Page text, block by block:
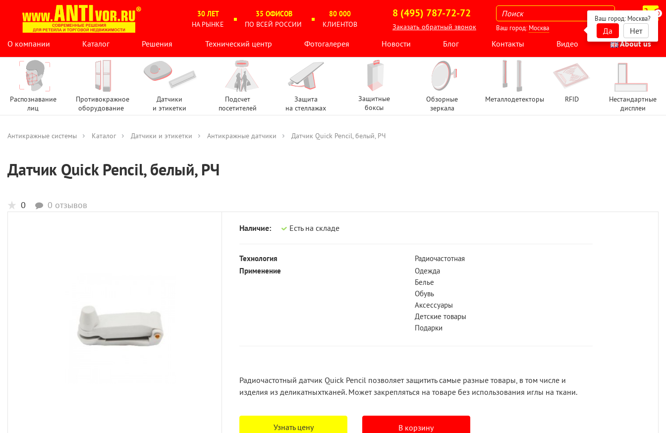
30 ЛЕТ
НА РЫНКЕ
35 ОФИСОВ
ПО ВСЕЙ РОССИИ
80 000
КЛИЕНТОВ
8 (495) 787-72-72
Заказать обратный звонок
0
Ваш город: Москва
Ваш город: Москва?
Да
Нет
О компании
Каталог Решения Технический центр Фотогалерея Новости Блог Контакты Видео About us
Распознавание
лиц
Противокражное
оборудование
Датчики
и этикетки
Подсчет
посетителей
Защита
на стеллажах
Защитные
боксы
Обзорные
зеркала
Металлодетекторы RFID
Нестандартные
дисплеи
Антикражные системы Каталог Датчики и этикетки Антикражные датчики Датчик Quick Pencil, белый, РЧ
Датчик Quick Pencil, белый, РЧ
0 0 отзывов
Наличие: Есть на складе
Технология
Радиочастотная
Применение
Одежда
Белье
Обувь
Аксессуары
Детские товары
Подарки
Радиочастотный датчик Quick Pencil позволяет защитить самые разные товары, в том числе и
изделия из деликатныхтканей. Может закрепляться на товаре без использования иглы на ткани.
Узнать цену В корзину